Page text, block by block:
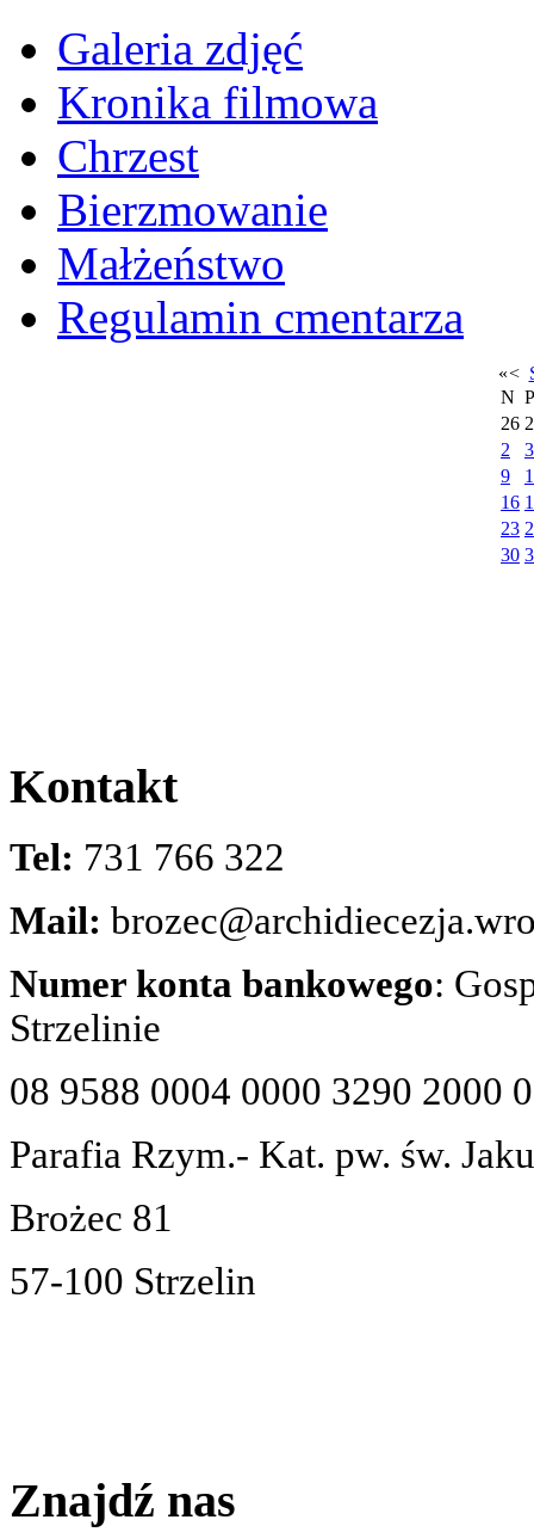
Galeria zdjęć
Kronika filmowa
Chrzest
Bierzmowanie
Małżeństwo
Regulamin cmentarza
«<
N P
26
2
3
9
16
23
30
Kontakt
Tel: 731 766 322
Mail:
Numer konta bankowego:
Strzelinie
08 9588 0004 0000 3290 2000
Parafia Rzym.- Kat. pw. św.
Brożec 81
57-100 Strzelin
Znajdź nas